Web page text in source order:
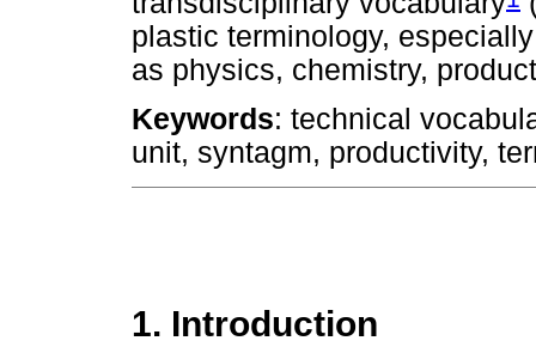
plastic terminology,
as physics, chemistry,
Keywords: technical
unit, syntagm, productivity,
1. Introduction